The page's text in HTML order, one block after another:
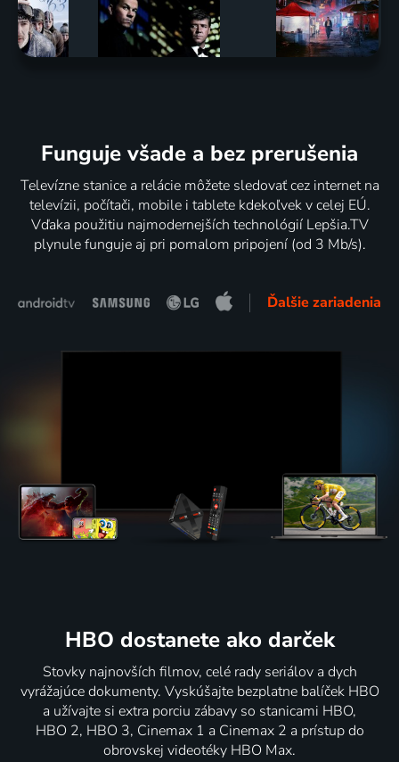
Funguje všade a bez prerušenia
Televízne stanice a relácie môžete sledovať cez internet na
televízii, počítači, mobile i tablete kdekoľvek v celej EÚ.
Vďaka použitiu najmodernejších technológií Lepšia.TV
plynule funguje aj pri pomalom pripojení (od 3 Mb/s).
Ďalšie zariadenia
HBO dostanete ako darček
Stovky najnovších filmov, celé rady seriálov a dych
vyrážajúce dokumenty. Vyskúšajte bezplatne balíček HBO
a užívajte si extra porciu zábavy so stanicami HBO,
HBO 2, HBO 3, Cinemax 1 a Cinemax 2 a prístup do
obrovskej videotéky HBO Max.